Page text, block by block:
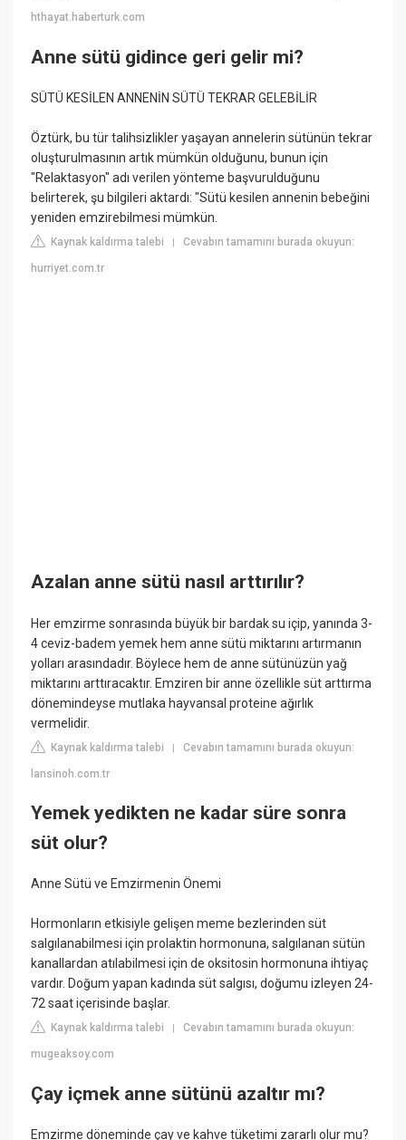
hthayat.haberturk.com
Anne sütü gidince geri gelir mi?
SÜTÜ KESİLEN ANNENİN SÜTÜ TEKRAR GELEBİLİR
Öztürk, bu tür talihsizlikler yaşayan annelerin sütünün tekrar
oluşturulmasının artık mümkün olduğunu, bunun için
"Relaktasyon" adı verilen yönteme başvurulduğunu
belirterek, şu bilgileri aktardı: "Sütü kesilen annenin bebeğini
yeniden emzirebilmesi mümkün.
Kaynak kaldırma talebi |Cevabın tamamını burada okuyun:
hurriyet.com.tr
Azalan anne sütü nasıl arttırılır?
Her emzirme sonrasında büyük bir bardak su içip, yanında 3-
4 ceviz-badem yemek hem anne sütü miktarını artırmanın
yolları arasındadır. Böylece hem de anne sütünüzün yağ
miktarını arttıracaktır. Emziren bir anne özellikle süt arttırma
dönemindeyse mutlaka hayvansal proteine ağırlık
vermelidir.
Kaynak kaldırma talebi |Cevabın tamamını burada okuyun:
lansinoh.com.tr
Yemek yedikten ne kadar süre sonra
süt olur?
Anne Sütü ve Emzirmenin Önemi
Hormonların etkisiyle gelişen meme bezlerinden süt
salgılanabilmesi için prolaktin hormonuna, salgılanan sütün
kanallardan atılabilmesi için de oksitosin hormonuna ihtiyaç
vardır. Doğum yapan kadında süt salgısı, doğumu izleyen 24-
72 saat içerisinde başlar.
Kaynak kaldırma talebi |Cevabın tamamını burada okuyun:
mugeaksoy.com
Çay içmek anne sütünü azaltır mı?
Emzirme döneminde çay ve kahve tüketimi zararlı olur mu?